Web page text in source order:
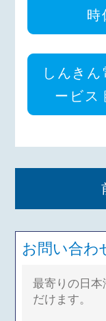
時
しんき
ービス
お問い合わ
最寄りの日本
だけます。